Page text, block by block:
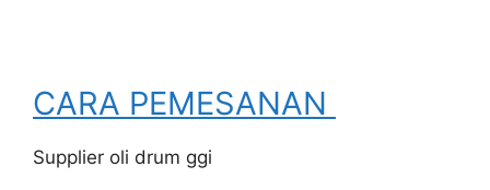
CARA PEMESANAN
Supplier oli drum ggi